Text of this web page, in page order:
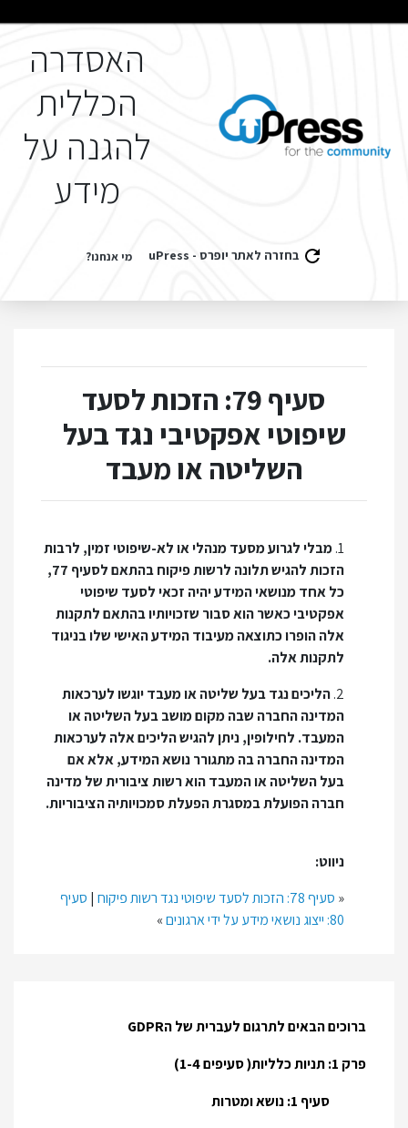
האסדרה
הכללית
להגנה על
מידע
בחזרה לאתר יופרס - uPress מי אנחנו?
ברוכים הבאים לתרגום לעברית של הGDPR
פרק 1: תניות כלליות( סעיפים 1-4)
סעיף 1: נושא ומטרות
סעיף 79: הזכות לסעד
שיפוטי אפקטיבי נגד בעל
השליטה או מעבד
1. מבלי לגרוע מסעד מנהלי או לא-שיפוטי זמין, לרבות
הזכות להגיש תלונה לרשות פיקוח בהתאם לסעיף 77,
כל אחד מנושאי המידע יהיה זכאי לסעד שיפוטי
אפקטיבי כאשר הוא סבור שזכויותיו בהתאם לתקנות
אלה הופרו כתוצאה מעיבוד המידע האישי שלו בניגוד
לתקנות אלה.
2. הליכים נגד בעל שליטה או מעבד יוגשו לערכאות
המדינה החברה שבה מקום מושב בעל השליטה או
המעבד. לחילופין, ניתן להגיש הליכים אלה לערכאות
המדינה החברה בה מתגורר נושא המידע, אלא אם
בעל השליטה או המעבד הוא רשות ציבורית של מדינה
חברה הפועלת במסגרת הפעלת סמכויותיה הציבוריות.
ניווט:
« סעיף 78: הזכות לסעד שיפוטי נגד רשות פיקוח | סעיף
80: ייצוג נושאי מידע על ידי ארגונים
»